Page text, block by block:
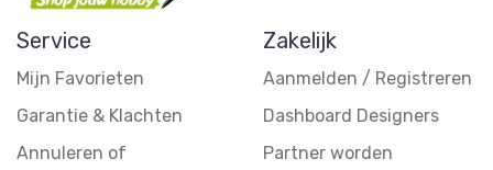
Service
Mijn Favorieten
Garantie & Klachten
Annuleren of
Zakelijk
Aanmelden / Registreren
Dashboard Designers
Partner worden